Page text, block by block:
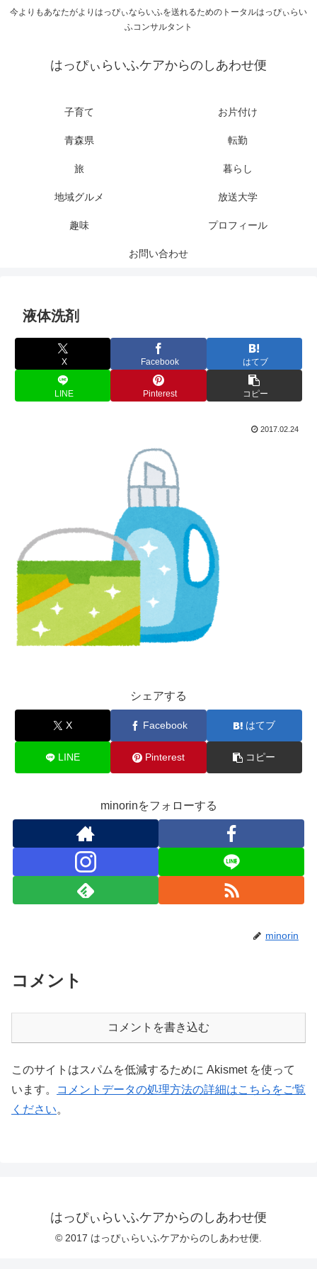
今よりもあなたがよりはっぴぃならいふを送れるためのトータルはっぴぃらい
ふコンサルタント
はっぴぃらいふケアからのしあわせ便
子育て お片付け
青森県 転勤
旅 暮らし
地域グルメ 放送大学
趣味 プロフィール
お問い合わせ
液体洗剤
X Facebook はてブ
LINE Pinterest コピー
2017.02.24
シェアする
X Facebook はてブ
LINE Pinterest コピー
minorinをフォローする
minorin
コメント
コメントを書き込む
このサイトはスパムを低減するために Akismet を使って
います。
コメントデータの処理方法の詳細はこちらをご覧
ください。
はっぴぃらいふケアからのしあわせ便
© 2017 はっぴぃらいふケアからのしあわせ便.